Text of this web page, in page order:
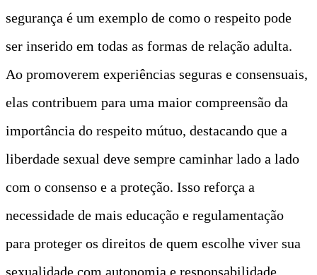
segurança é um exemplo de como o respeito pode
ser inserido em todas as formas de relação adulta.
Ao promoverem experiências seguras e consensuais,
elas contribuem para uma maior compreensão da
importância do respeito mútuo, destacando que a
liberdade sexual deve sempre caminhar lado a lado
com o consenso e a proteção. Isso reforça a
necessidade de mais educação e regulamentação
para proteger os direitos de quem escolhe viver sua
sexualidade com autonomia e responsabilidade.